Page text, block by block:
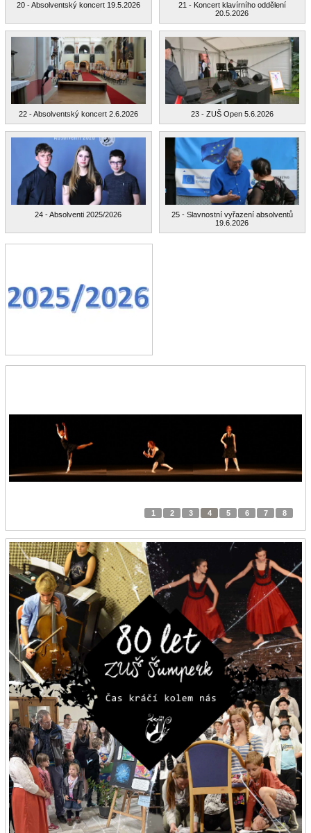
1 2 3 4 5 6 7 8
20 - Absolventský koncert 19.5.2026
21 - Koncert klavírního oddělení
20.5.2026
22 - Absolventský koncert 2.6.2026 23 - ZUŠ Open 5.6.2026
24 - Absolventi 2025/2026
25 - Slavnostní vyřazení absolventů
19.6.2026